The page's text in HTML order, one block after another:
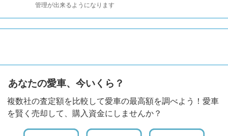
管理が出来るようになります
あなたの愛車、今いくら？
複数社の査定額を比較して愛車の最高額を調べよう！愛車
を賢く売却して、購入資金にしませんか？